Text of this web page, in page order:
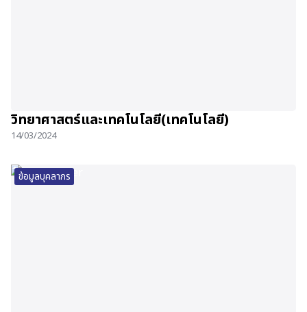
วิทยาศาสตร์และเทคโนโลยี(เทคโนโลยี)
14/03/2024
ข้อมูลบุคลากร